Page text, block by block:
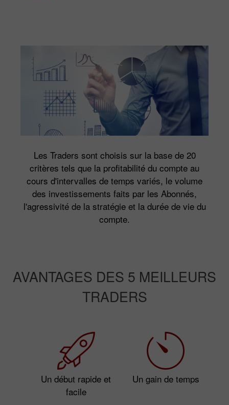
Les Traders sont choisis sur la base de 20
critères tels que la profitabilité du compte au
cours d'intervalles de temps variés, le volume
des investissements faits par les Abonnés,
l'agressivité de la stratégie et la durée de vie du
compte.
AVANTAGES DES 5 MEILLEURS
TRADERS
Un début rapide et
facile
Un gain de temps